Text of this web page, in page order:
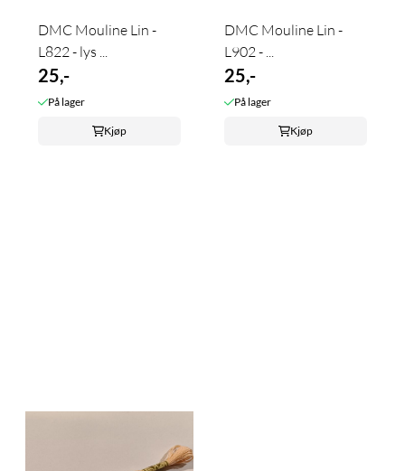
DMC Mouline Lin -
L822 - lys ...
25,-
På lager
Kjøp
DMC Mouline Lin -
L902 - ...
25,-
På lager
Kjøp